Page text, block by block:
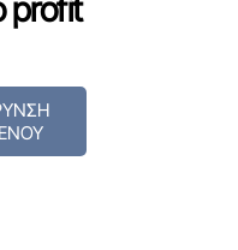
profit